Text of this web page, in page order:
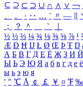
⊆ ⊇ ⊂ ⊃ ∪ ∩ ∧ ∨ ￢
、
。 · ‥ … ¨ 〃 ―
；
？ ＾ ｀
½ ⅓ ⅔ ¼ ¾ ⅛ ⅜ ⅝ ⅞ ¹ ²
Æ Ð Ħ Ĳ Ł Ø Œ Þ Ŧ Ŋ
А Б В Г Д Е Ё Ж З И Й
Ы Ь Э Ю Я а б в г д е ё
ы ь э ю я
′ ″ ℃ Å ￠ ￡ ￥ ¤ ℉ ‰